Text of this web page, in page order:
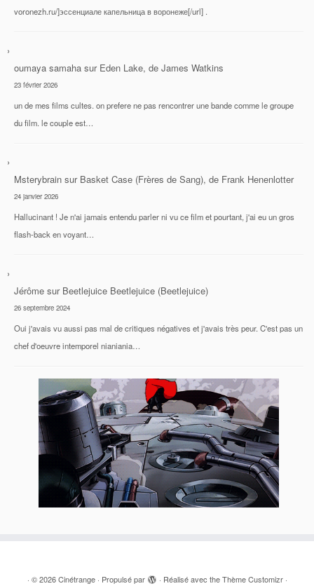
voronezh.ru/]эссенциале капельница в воронеже[/url] .
oumaya samaha sur Eden Lake, de James Watkins
23 février 2026
un de mes films cultes. on prefere ne pas rencontrer une bande comme le groupe
du film. le couple est…
Msterybrain sur Basket Case (Frères de Sang), de Frank Henenlotter
24 janvier 2026
Hallucinant ! Je n'ai jamais entendu parler ni vu ce film et pourtant, j'ai eu un gros
flash-back en voyant…
Jérôme sur Beetlejuice Beetlejuice (Beetlejuice)
26 septembre 2024
Oui j'avais vu aussi pas mal de critiques négatives et j'avais très peur. C'est pas un
chef d'oeuvre intemporel nianiania…
· © 2026 Cinétrange· Propulsé par · Réalisé avec theThème Customizr·